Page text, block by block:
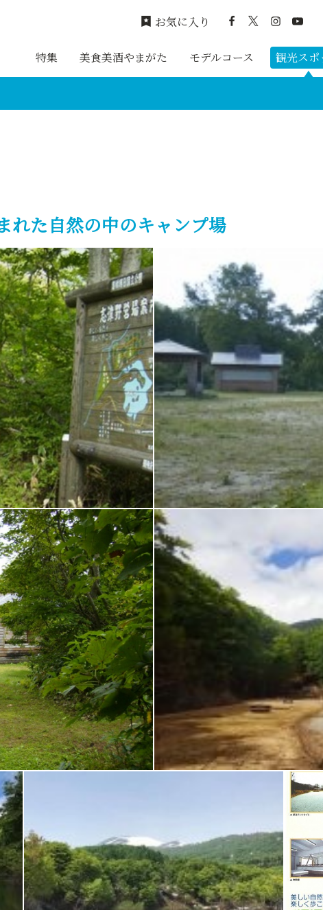
特集 美食美酒やまがた モデルコース 観光スポ
お気に入り
れた自然の中のキャンプ場